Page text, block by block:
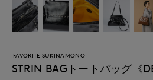
FAVORITE SUKINAMONO
STRIN BAGトートバッグ《